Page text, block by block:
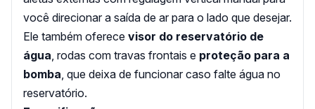
você direcionar a saída de ar para o lado que desejar.
Ele também oferece visor do reservatório de
água , rodas com travas frontais e proteção para a
bomba , que deixa de funcionar caso falte água no
reservatório.